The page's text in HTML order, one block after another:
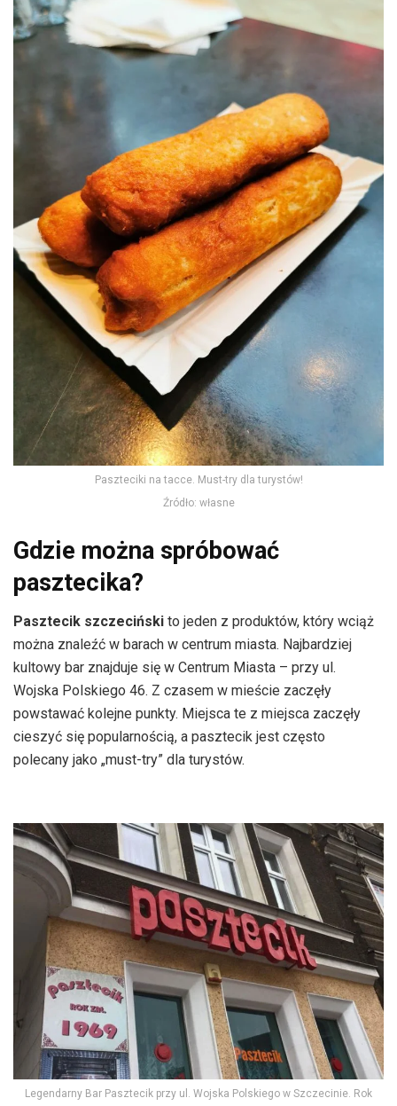
Paszteciki na tacce. Must-try dla turystów!
Źródło: własne
Gdzie można spróbować
pasztecika?
Pasztecik szczeciński to jeden z produktów, który wciąż
można znaleźć w barach w centrum miasta. Najbardziej
kultowy bar znajduje się w Centrum Miasta – przy ul.
Wojska Polskiego 46. Z czasem w mieście zaczęły
powstawać kolejne punkty. Miejsca te z miejsca zaczęły
cieszyć się popularnością, a pasztecik jest często
polecany jako „must-try” dla turystów.
Legendarny Bar Pasztecik przy ul. Wojska Polskiego w Szczecinie. Rok